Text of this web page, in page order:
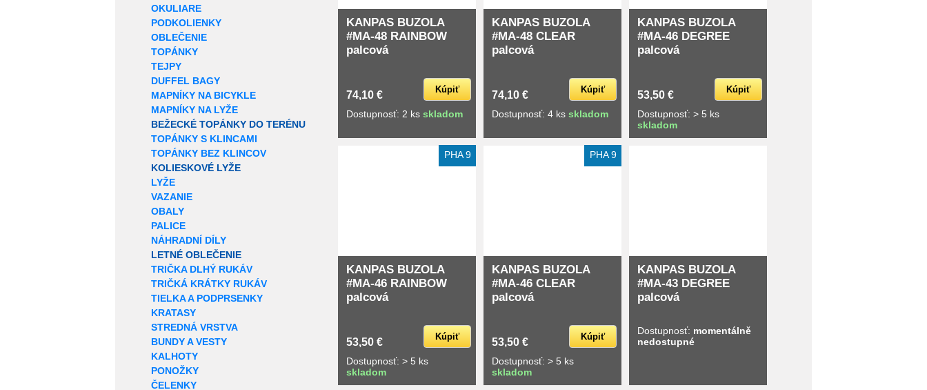
OKULIARE
PODKOLIENKY
OBLEČENIE
TOPÁNKY
TEJPY
DUFFEL BAGY
MAPNÍKY NA BICYKLE
MAPNÍKY NA LYŽE
BEŽECKÉ TOPÁNKY DO TERÉNU
TOPÁNKY S KLINCAMI
TOPÁNKY BEZ KLINCOV
KOLIESKOVÉ LYŽE
LYŽE
VAZANIE
OBALY
PALICE
NÁHRADNÍ DÍLY
LETNÉ OBLEČENIE
TRIČKA DLHÝ RUKÁV
TRIČKÁ KRÁTKY RUKÁV
TIELKA A PODPRSENKY
KRATASY
STREDNÁ VRSTVA
BUNDY A VESTY
KALHOTY
PONOŽKY
ČELENKY
KANPAS BUZOLA
#MA-48 RAINBOW
palcová
74,10 € Kúpiť
Dostupnosť: 2 ks skladom
KANPAS BUZOLA
#MA-48 CLEAR
palcová
74,10 € Kúpiť
Dostupnosť: 4 ks skladom
KANPAS BUZOLA
#MA-46 DEGREE
palcová
53,50 € Kúpiť
Dostupnosť: > 5 ks
skladom
PHA 9
KANPAS BUZOLA
#MA-46 RAINBOW
palcová
53,50 € Kúpiť
Dostupnosť: > 5 ks
skladom
PHA 9
KANPAS BUZOLA
#MA-46 CLEAR
palcová
53,50 € Kúpiť
Dostupnosť: > 5 ks
skladom
KANPAS BUZOLA
#MA-43 DEGREE
palcová
Dostupnosť: momentálně
nedostupné